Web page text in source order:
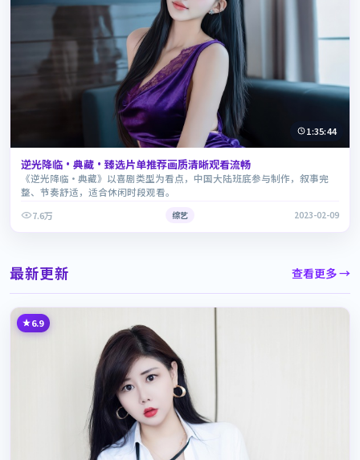
1:35:44
逆光降临·典藏·臻选片单推荐画质清晰观看流畅
《逆光降临·典藏》以喜剧类型为看点，中国大陆班底参与制作，叙事完
整、节奏舒适，适合休闲时段观看。
7.6万
综艺 2023-02-09
最新更新 查看更多 →
6.9